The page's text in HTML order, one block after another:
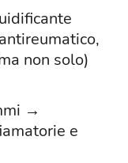
non solo)
→
e